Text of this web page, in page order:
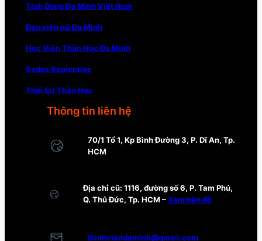
Tỉnh Dòng Đa Minh Việt Nam
Đan viện nữ Đa Minh
Học Viện Thần Học Đa Minh
Sedes Sapientiae
Thời Sự Thần Học
Thông tin liên hệ
70/1 Tổ 1, Kp Bình Đường 3, P. Dĩ An, Tp.
HCM
Địa chỉ cũ: 1116, đường số 6, P. Tam Phú,
Q. Thủ Đức, Tp. HCM –Xem bản đồ
thinhviendaminh@gmail.com